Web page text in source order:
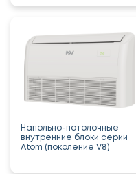
Напольно-потолочные
внутренние блоки серии
Atom (поколение V8)